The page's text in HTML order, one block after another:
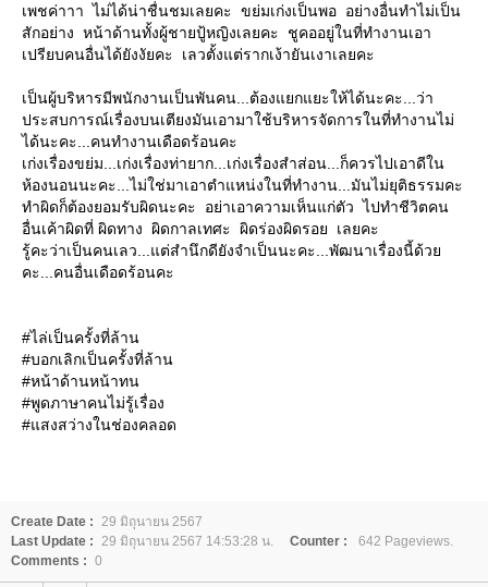
เพชค่าาา ไม่ได้น่าชื่นชมเลยคะ ขย่มเก่งเป็นพอ อย่างอื่นทำไม่เป็น
สักอย่าง หน้าด้านทั้งผู้ชายปู้หญิงเลยคะ ชูคออยู่ในที่ทำงานเอา
เปรียบคนอื่นได้ยังงัยคะ เลวตั้งแต่รากเง้ายันเงาเลยคะ
เป็นผู้บริหารมีพนักงานเป็นพันคน...ต้องแยกแยะให้ได้นะคะ...ว่า
ประสบการณ์เรื่องบนเตียงมันเอามาใช้บริหารจัดการในที่ทำงานไม่
ได้นะคะ...คนทำงานเดือดร้อนคะ
เก่งเรื่องขย่ม...เก่งเรื่องท่ายาก...เก่งเรื่องสำส่อน...ก็ควรไปเอาดีใน
ห้องนอนนะคะ...ไม่ใช่มาเอาตำแหน่งในที่ทำงาน...มันไม่ยุติธรรมคะ
ทำผิดก็ต้องยอมรับผิดนะคะ อย่าเอาความเห็นแก่ตัว ไปทำชีวิตคน
อื่นเค้าผิดที่ ผิดทาง ผิดกาลเทศะ ผิดร่องผิดรอย เลยคะ
รู้คะว่าเป็นคนเลว...แต่สำนึกดียังจำเป็นนะคะ...พัฒนาเรื่องนี้ด้วย
คะ...คนอื่นเดือดร้อนคะ
#ไล่เป็นครั้งที่ล้าน
#บอกเลิกเป็นครั้งที่ล้าน
#หน้าด้านหน้าทน
#พูดภาษาคนไม่รู้เรื่อง
#แสงสว่างในช่องคลอด
Create Date : 29 มิถุนายน 2567
Last Update : 29 มิถุนายน 2567 14:53:28 น. Counter :
642 Pageviews.
Comments : 0